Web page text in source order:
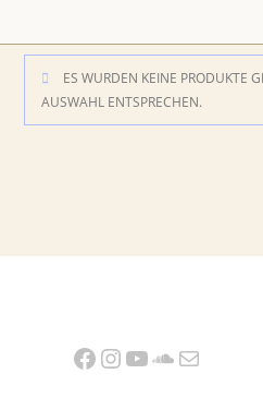
Inhalt
ES WURDEN KEINE PRODUKTE
AUSWAHL ENTSPRECHEN.
Facebook
Instagram
YouTube
SoundCloud
E-Mail